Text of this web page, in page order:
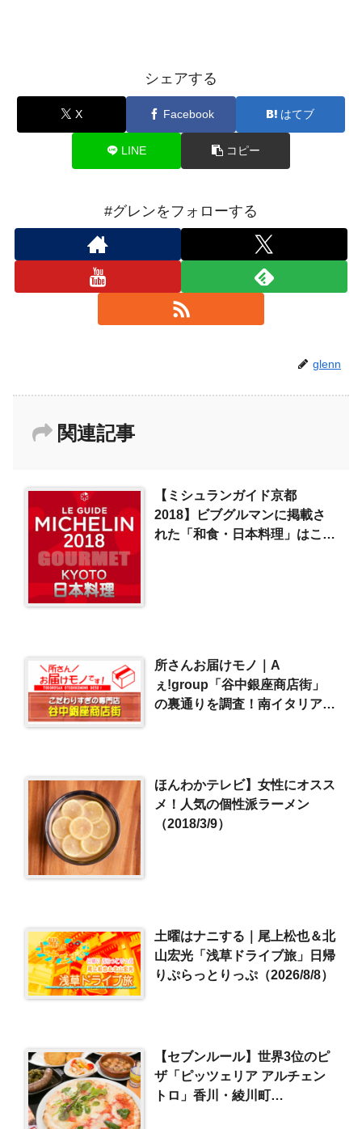
シェアする
X Facebook はてブ
LINE コピー
#グレンをフォローする
glenn
関連記事
【ミシュランガイド京都
2018】ビブグルマンに掲載さ
れた「和食・日本料理」はこ
所さんお届けモノ｜A
ぇ!group「谷中銀座商店街」
の裏通りを調査！南イタリア料
ほんわかテレビ】女性にオスス
メ！人気の個性派ラーメン
（2018/3/9）
土曜はナニする｜尾上松也＆北
山宏光「浅草ドライブ旅」日帰
りぷらっとりっぷ（2026/8/8）
【セブンルール】世界3位のピ
ザ「ピッツェリア アルチェン
トロ」香川・綾川町